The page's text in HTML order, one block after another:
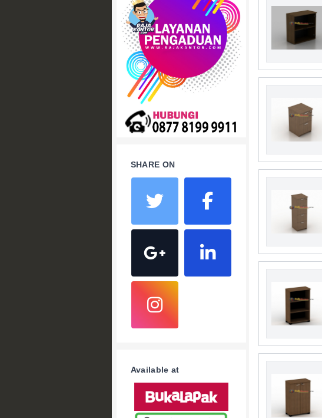
Promo
+ Rak Serbaguna
+ Ranjang Besi
+ Sofa Kantor
+ Springbed
White Board / Papan Tulis
SHARE ON
Available at